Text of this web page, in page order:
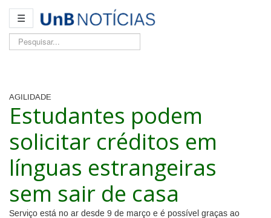
☰
Pesquisar...
AGILIDADE
Estudantes podem
solicitar créditos em
línguas estrangeiras
sem sair de casa
Serviço está no ar desde 9 de março e é possível graças ao